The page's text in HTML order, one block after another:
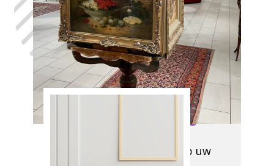
het volste
vertrouwen,
met de hulp
van Antiek
Opkoper
Hondelange
We komen langs op uw